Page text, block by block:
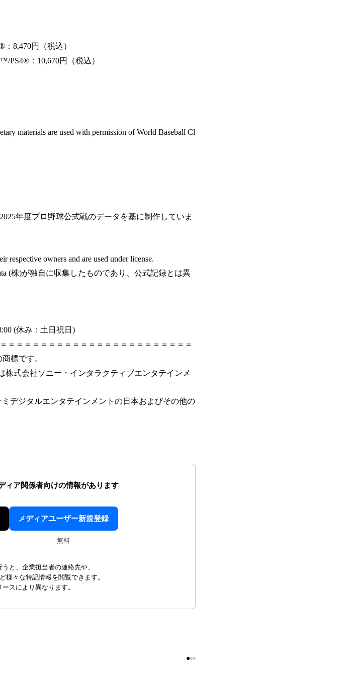
8,470円（税込）
PS4®：10,670円（税込）
materials are used with permission of World Baseball Cl
年度プロ野球公式戦のデータを基に制作していま
respective owners and are used under license.
(株)が独自に収集したものであり、公式記録とは異
(休み：土日祝日)
＝＝＝＝＝＝＝＝＝＝＝＝＝＝＝＝＝＝＝＝＝＝＝
標です。
株式会社ソニー・インタラクティブエンタテインメ
デジタルエンタテインメントの日本およびその他の
ィア関係者向けの情報があります
メディアユーザー新規登録
無料
と、企業担当者の連絡先や、
様々な特記情報を閲覧できます。
スにより異なります。